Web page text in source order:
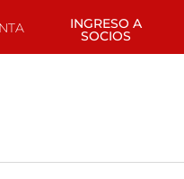
INGRESO A
SOCIOS